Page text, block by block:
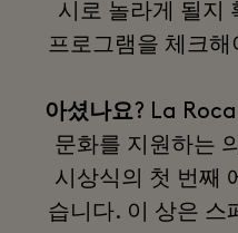
시로 놀라게 될지
프로그램을 체크
아셨나요? La
문화를 지원하는
시상식의 첫 번째
습니다. 이 상은 스